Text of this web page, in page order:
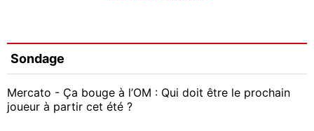
Sondage
Mercato - Ça bouge à l’OM : Qui doit être le prochain
joueur à partir cet été ?